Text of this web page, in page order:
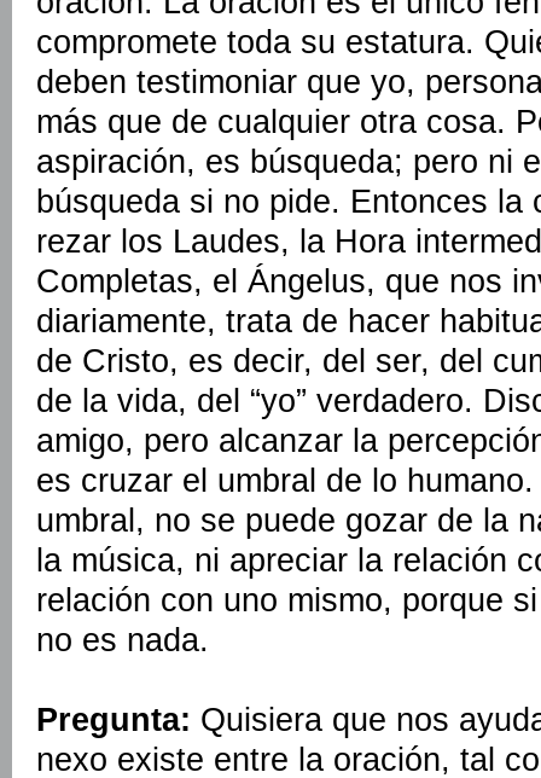
compromete toda su estatura.
deben testimoniar que yo,
más que de cualquier otra cosa.
aspiración, es búsqueda; pero ni
búsqueda si no pide. Entonces la
rezar los Laudes, la Hora
Completas, el Ángelus, que nos
diariamente, trata de hacer
de Cristo, es decir, del ser, del
de la vida, del “yo” verdadero.
amigo, pero alcanzar la
es cruzar el umbral de lo
umbral, no se puede gozar de la
la música, ni apreciar la relación
relación con uno mismo, porque
no es nada.
Pregunta: Quisiera que nos
nexo existe entre la oración, tal